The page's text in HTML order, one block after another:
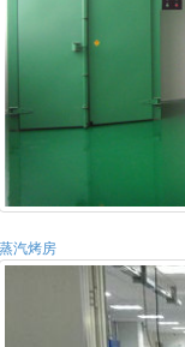
蒸汽烤房